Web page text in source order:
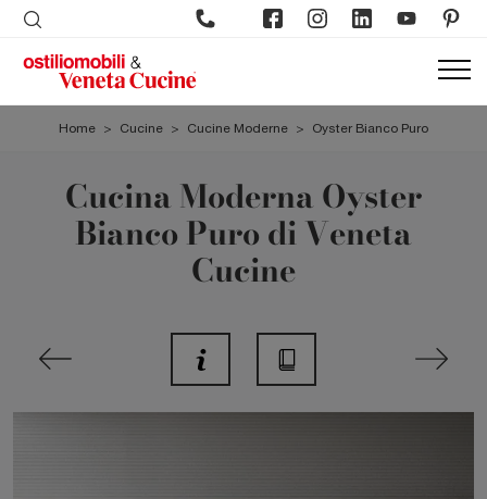
Home > Cucine > Cucine Moderne > Oyster Bianco Puro
Cucina Moderna Oyster
Bianco Puro di Veneta
Cucine